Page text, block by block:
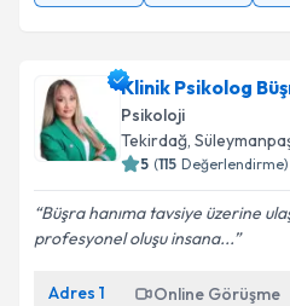
Klinik Psikolog
Psikoloji
Tekirdağ,
5 (115 Değerlendirme)
Büşra hanıma tavsiye üzerine
profesyonel oluşu insana...
Adres 1 Online Görüşme